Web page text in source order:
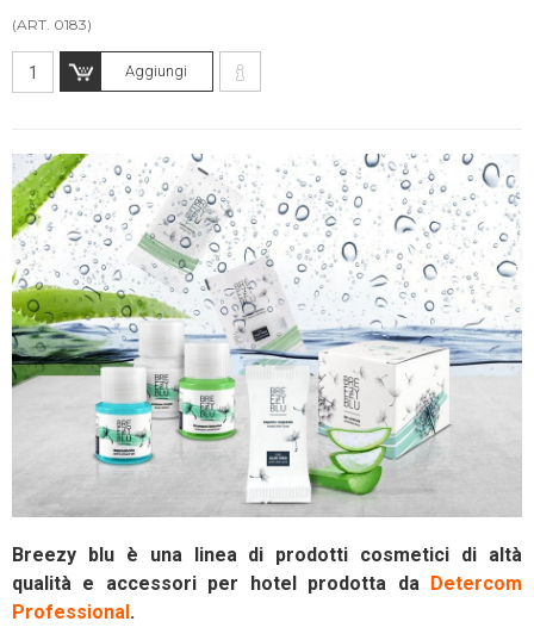
(ART. 0183)
Aggiungi
Breezy blu è una linea di prodotti cosmetici di altà
qualità e accessori per hotel prodotta da
Detercom
Professional .